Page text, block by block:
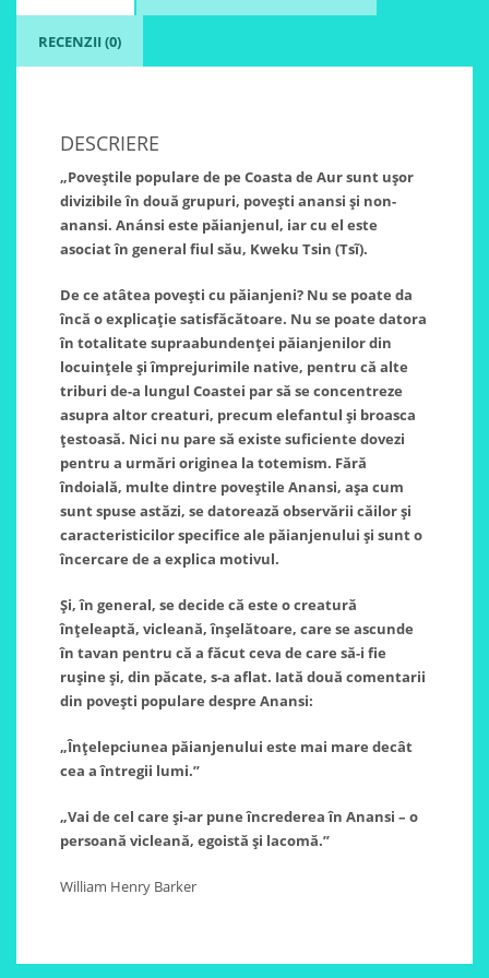
RECENZII (0)
DESCRIERE
„Poveștile populare de pe Coasta de Aur sunt ușor
divizibile în două grupuri, povești anansi și non-
anansi. Anánsi este păianjenul, iar cu el este
asociat în general fiul său, Kweku Tsin (Tsĩ).
De ce atâtea povești cu păianjeni? Nu se poate da
încă o explicație satisfăcătoare. Nu se poate datora
în totalitate supraabundenței păianjenilor din
locuințele și împrejurimile native, pentru că alte
triburi de-a lungul Coastei par să se concentreze
asupra altor creaturi, precum elefantul și broasca
țestoasă. Nici nu pare să existe suficiente dovezi
pentru a urmări originea la totemism. Fără
îndoială, multe dintre poveștile Anansi, așa cum
sunt spuse astăzi, se datorează observării căilor și
caracteristicilor specifice ale păianjenului și sunt o
încercare de a explica motivul.
Și, în general, se decide că este o creatură
înțeleaptă, vicleană, înșelătoare, care se ascunde
în tavan pentru că a făcut ceva de care să-i fie
rușine și, din păcate, s-a aflat. Iată două comentarii
din povești populare despre Anansi:
„Înțelepciunea păianjenului este mai mare decât
cea a întregii lumi.”
„Vai de cel care și-ar pune încrederea în Anansi – o
persoană vicleană, egoistă și lacomă.”
William Henry Barker